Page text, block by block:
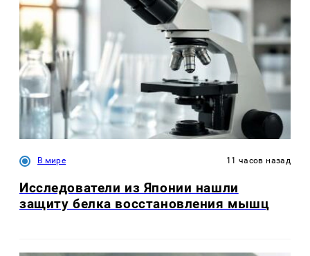
В мире 11 часов назад
Исследователи из Японии нашли
защиту белка восстановления мышц